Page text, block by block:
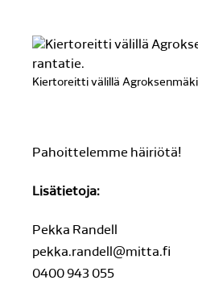
Kiertoreitti välillä
Pahoittelemme häiriötä!
Lisätietoja:
Pekka Randell
pekka.randell@mitta.fi
0400 943 055